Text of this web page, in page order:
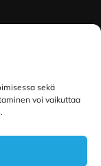
sekä
voi vaikuttaa